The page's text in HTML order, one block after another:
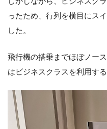
ったため、行列を横目にス
した。
飛行機の搭乗までほぼノー
はビジネスクラスを利用す